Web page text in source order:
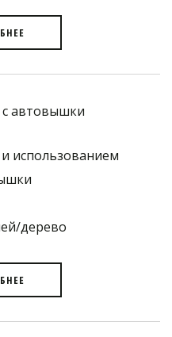
автовышки
использованием
дерево